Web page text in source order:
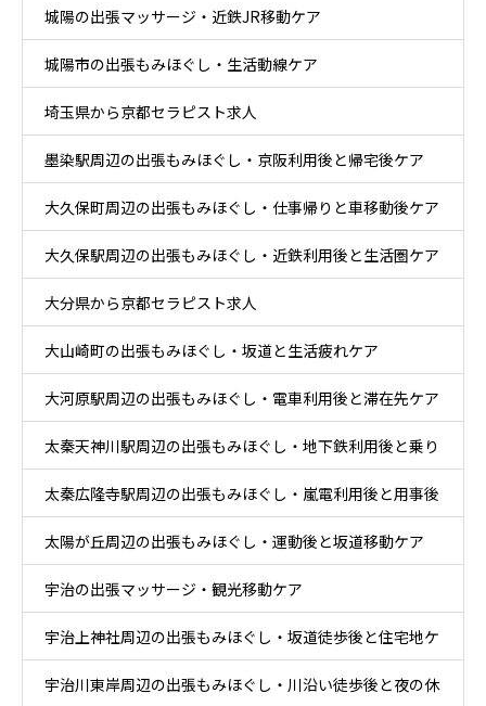
城陽の出張マッサージ・近鉄JR移動ケア
城陽市の出張もみほぐし・生活動線ケア
埼玉県から京都セラピスト求人
墨染駅周辺の出張もみほぐし・京阪利用後と帰宅後ケア
大久保町周辺の出張もみほぐし・仕事帰りと車移動後ケア
大久保駅周辺の出張もみほぐし・近鉄利用後と生活圏ケア
大分県から京都セラピスト求人
大山崎町の出張もみほぐし・坂道と生活疲れケア
大河原駅周辺の出張もみほぐし・電車利用後と滞在先ケア
太秦天神川駅周辺の出張もみほぐし・地下鉄利用後と乗り
換え後ケア
太秦広隆寺駅周辺の出張もみほぐし・嵐電利用後と用事後
ケア
太陽が丘周辺の出張もみほぐし・運動後と坂道移動ケア
宇治の出張マッサージ・観光移動ケア
宇治上神社周辺の出張もみほぐし・坂道徒歩後と住宅地ケ
ア
宇治川東岸周辺の出張もみほぐし・川沿い徒歩後と夜の休